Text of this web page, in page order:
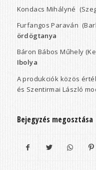
Kondacs Mihályné
Furfangos Paraván
ördögtanya
Báron Bábos Műhely
Ibolya
A produkciók közös
és Szentirmai László
Bejegyzés megosztása